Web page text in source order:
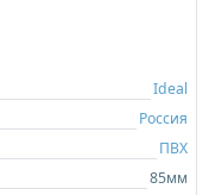
Ideal
Россия
ПВХ
85мм